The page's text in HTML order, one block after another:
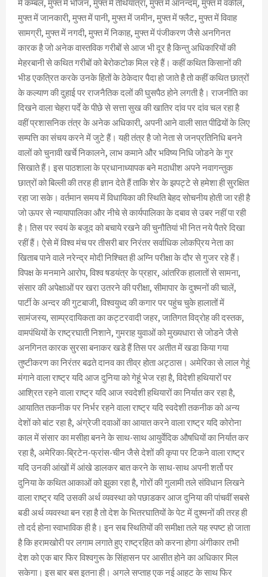
में कम्बल, मुफ्त में भोजन, मुफ्त में तीर्थयात्रा, मुफ्त में आनन्दम्, मुफ्त में वकील,
मुफ्त में जानकारी, मुफ्त में पानी, मुफ्त में जमीन, मुफ्त में फ्लैट, मुफ्त में विवाह
सामग्री, मुफ्त में नगदी, मुफ्त में निकाह, मुफ्त में पंजीकरण जैसे अनगिनत
कारक है जो अनेक वास्तविक गरीबों से आज भी दूर है किन्तु अधिकारियों की
मेहरबानी से कथित गरीबों को बेरोकटोक मिल रहे हैं। कहीं कथित किसानों की
भीड एकत्रित करके उनके हितों के ठेकेदार पैदा हो जाते है तो कहीं कथित छात्रों
के कल्याण की दुहाई पर राजनैतिक दलों की घुसपैठ होने लगती है। राजनीति का
दिखने वाला चेहरा पर्दे के पीछे से सत्ता सुख की खातिर दांव पर दांव चल रहा है
वहीं प्रशासनिक तंत्र के अनेक अधिकारी, अपनी आने वाली सात पीढियों के लिए
सम्पत्ति का संचय करने में जुटे हैं। यही तंत्र है जो नेता से जनप्रतिनिधि बनने
वालों को चुनावी खर्चे निकालने, लाभ कमाने और भविष्य निधि जोडने के गुर
सिखाते हैं। इस पाठशाला के प्रधानाध्यापक बने मठाधीश अपने नवागन्तुक
छात्रों को बिल्ली की तरह ही ज्ञान देते हैं ताकि शेर के झपट्टे से हमेशा ही सुरक्षित
रहा जा सके। वर्तमान समय में विधायिका की स्थिति बेहद सोचनीय होती जा रही है
जो ऊपर से न्यायापालिका और नीचे से कार्यपालिका के दबाव से उबर नहीं पा रही
है। तिस पर स्वयं के बजूद को बचाये रखने की चुनौतियां भी नित नये पैतरे दिखा
रहीं हैं। ऐसे में विश्व मंच पर तीसरी बार निरंतर सर्वाधिक लोकप्रिय नेता का
खिताब पाने वाले नरेन्द्र मोदी निश्चित ही अग्नि परीक्षा के दौर से गुजर रहे हैं।
विपक्ष के मनमाने आरोप, विश्व षडयंत्र के प्रहार, आंतरिक हालातों से सामना,
संसार की अपेक्षाओं पर खरा उतरने की परीक्षा, सीमापार के दुश्मनों की चालें,
पार्टी के अन्दर की गुटबाजी, विश्वयुध्द की कगार पर पहुंच चुके हालातों में
सामंजस्य, साम्प्रदायिकता का कट्टरवादी जहर, जातिगत विद्रोह की दस्तक,
वामपंथियों के राष्ट्रघाती निशाने, गुमराह युवाओं को मुख्यधारा से जोडने जैसे
अनगिनत कारक सुरसा बनाकर खडे हैं तिस पर अतीत में खडा किया गया
तुष्टीकरण का निरंतर बढते दानव का तीव्र होता अट्ठास। अमेरिका से लाल गेहूं
मंगाने वाला राष्ट्र यदि आज दुनिया को गेहूं भेज रहा है, विदेशी हथियारों पर
आश्रित रहने वाला राष्ट्र यदि आज स्वदेशी हथियारों का निर्यात कर रहा है,
आयातित तकनीक पर निर्भर रहने वाला राष्ट्र यदि स्वदेशी तकनीक को अन्य
देशों को बांट रहा है, अंग्रेजी दवाओं का आयात करने वाला राष्ट्र यदि कोरोना
काल में संसार का मसीहा बनने के साथ-साथ आयुर्वेदिक औषधियों का निर्यात कर
रहा है, अमेरिका-ब्रिटेन-फ्रांस-चीन जैसे देशों की कृपा पर टिकने वाला राष्ट्र
यदि उनकी आंखों में आंखे डालकर बात करने के साथ-साथ अपनी शर्तो पर
दुनिया के कथित आकाओं को झुका रहा है, गोरों की गुलामी तले संविधान लिखने
वाला राष्ट्र यदि उसकी अर्थ व्यवस्था को पछाडकर आज दुनिया की पांचवीं सबसे
बडी अर्थ व्यवस्था बन रहा है तो देश के भितरघातियों के पेट में दुश्मनों की तरह ही
तो दर्द होना स्वाभाविक ही है। इन सब स्थितियों की समीक्षा तले यह स्पष्ट हो जाता
है कि हरामखोरी पर लगाम लगाते हुए राष्ट्रहित को करना होगा अंगीकार तभी
देश को एक बार फिर विश्वगुरू के सिंहासन पर आसीत होने का अधिकार मिल
सकेगा। इस बार बस इतना ही। अगले सप्ताह एक नई आहट के साथ फिर